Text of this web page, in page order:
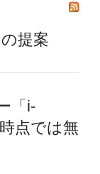
提案
「i-
点では無